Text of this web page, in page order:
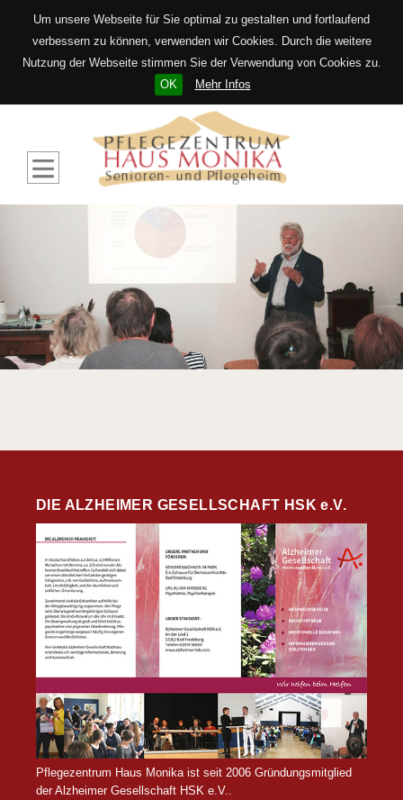
Um unsere Webseite für Sie optimal zu gestalten und fortlaufend
verbessern zu können, verwenden wir Cookies. Durch die weitere
Nutzung der Webseite stimmen Sie der Verwendung von Cookies zu.
OK
Mehr Infos
DIE ALZHEIMER GESELLSCHAFT HSK e.V.
Pflegezentrum Haus Monika ist seit 2006 Gründungsmitglied
der Alzheimer Gesellschaft HSK e.V..